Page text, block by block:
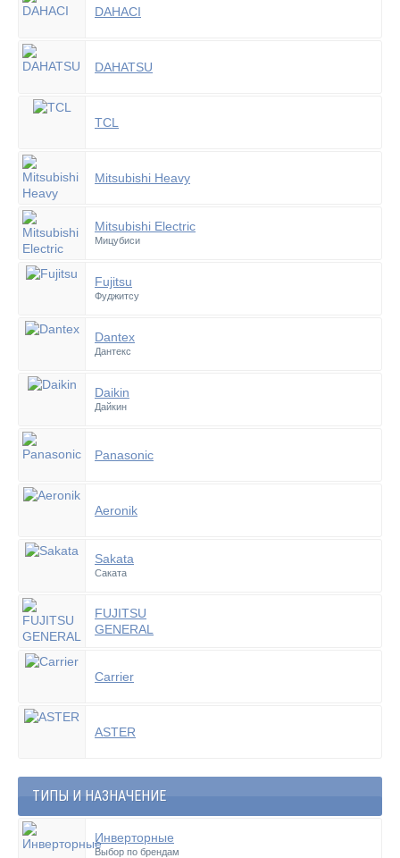
DAHACI
DAHATSU
TCL
Mitsubishi Heavy
Mitsubishi Electric
Мицубиси
Fujitsu
Фуджитсу
Dantex
Дантекс
Daikin
Дайкин
Panasonic
Aeronik
Sakata
Саката
FUJITSU
GENERAL
Carrier
ASTER
ТИПЫ И НАЗНАЧЕНИЕ
Инверторные
Выбор по брендам